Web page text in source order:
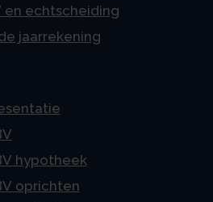
en echtscheiding
jaarrekening
hypotheek
oprichten